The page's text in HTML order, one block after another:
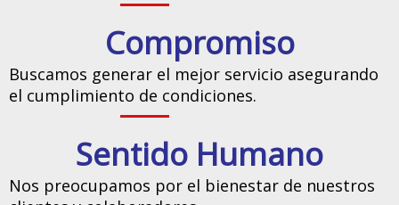
Compromiso
Buscamos generar el mejor servicio asegurando
el cumplimiento de condiciones.
Sentido Humano
Nos preocupamos por el bienestar de nuestros